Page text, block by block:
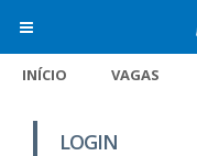
INÍCIO VAGAS
LOGIN